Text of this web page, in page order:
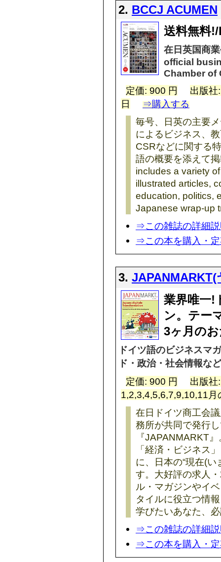
2. BCCJ ACUMEN
送料無料
在日英国商
official
Chamber of
定価: 900 円
出版
日
⇒購入する
毎号、日英の主要
によるビジネス、
CSRなどに関する
語の概要を添えて
includes a variety
illustrated articles,
education, politics,
Japanese wrap-up
⇒この雑誌の詳細
⇒この本を購入・
3.
業界唯一!
ン。テー
3ヶ月の
ドイツ語のビジネスマ
ド・政治・社会情報な
定価: 900 円
出版
1,2,3,4,5,6,7,9,10,11月
在日ドイツ商工会
務所が共同で発行
『JAPANMARKT
「経済・ビジネス
に、日本の“現在(
す。大好評の求人
ル・マガジンやイ
タイルに役立つ情
学びたいあなた、
⇒この雑誌の詳細
⇒この本を購入・